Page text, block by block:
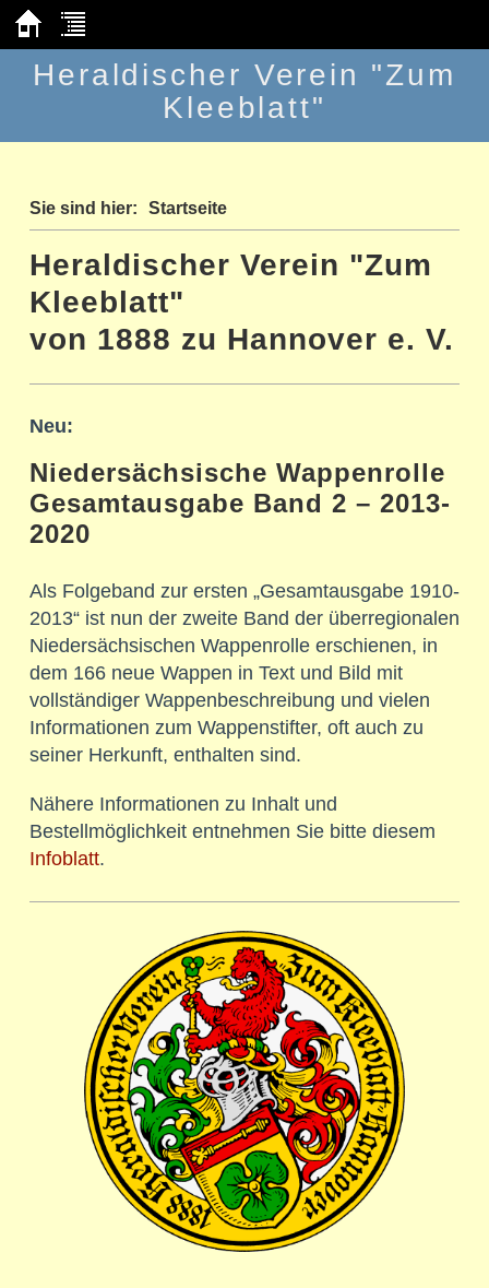
Heraldischer Verein "Zum
Kleeblatt"
Sie sind hier: Startseite
Heraldischer Verein "Zum
Kleeblatt"
von 1888 zu Hannover e. V.
Neu:
Niedersächsische Wappenrolle
Gesamtausgabe Band 2 – 2013-
2020
Als Folgeband zur ersten „Gesamtausgabe 1910-
2013“ ist nun der zweite Band der überregionalen
Niedersächsischen Wappenrolle erschienen, in
dem 166 neue Wappen in Text und Bild mit
vollständiger Wappenbeschreibung und vielen
Informationen zum Wappenstifter, oft auch zu
seiner Herkunft, enthalten sind.
Nähere Informationen zu Inhalt und
Bestellmöglichkeit entnehmen Sie bitte diesem
Infoblatt.